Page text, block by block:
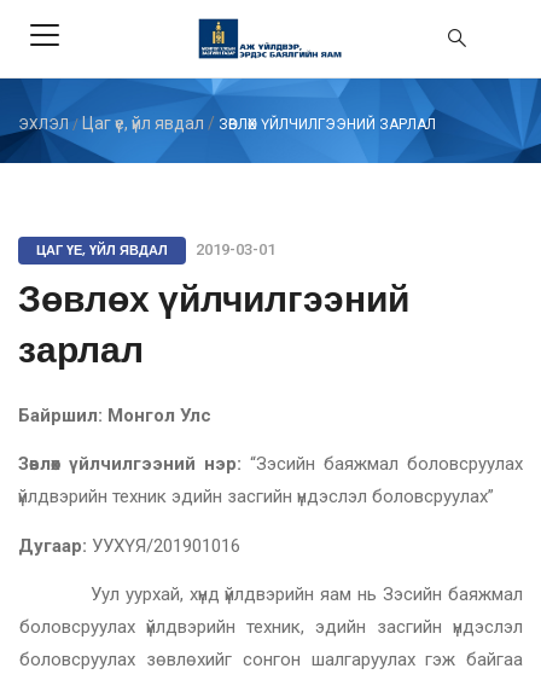
ЭХЛЭЛ / Цаг үе, үйл явдал / ЗӨВЛӨХ ҮЙЛЧИЛГЭЭНИЙ ЗАРЛАЛ
ЦАГ ҮЕ, ҮЙЛ ЯВДАЛ 2019-03-01
Зөвлөх үйлчилгээний
зарлал
Байршил: Монгол Улс
Зөвлөх үйлчилгээний нэр: “Зэсийн баяжмал боловсруулах
үйлдвэрийн техник эдийн засгийн үндэслэл боловсруулах”
Дугаар: УУХҮЯ/201901016
Уул уурхай, хүнд үйлдвэрийн яам нь Зэсийн баяжмал
боловсруулах үйлдвэрийн техник, эдийн засгийн үндэслэл
боловсруулах зөвлөхийг сонгон шалгаруулах гэж байгаа